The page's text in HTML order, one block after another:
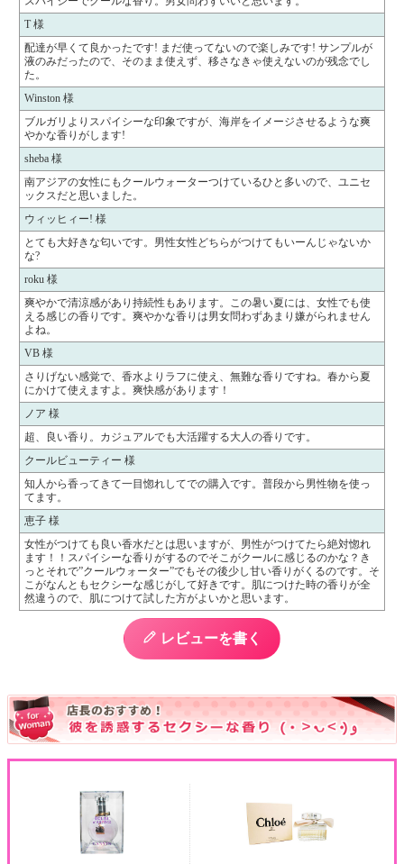
T 様
配達が早くて良かったです! まだ使ってないので楽しみです! サンプルが
液のみだったので、そのまま使えず、移さなきゃ使えないのが残念でし
た。
Winston 様
ブルガリよりスパイシーな印象ですが、海岸をイメージさせるような爽
やかな香りがします!
sheba 様
南アジアの女性にもクールウォーターつけているひと多いので、ユニセ
ックスだと思いました。
ウィッヒィー! 様
とても大好きな匂いです。男性女性どちらがつけてもいーんじゃないか
な?
roku 様
爽やかで清涼感があり持続性もあります。この暑い夏には、女性でも使
える感じの香りです。爽やかな香りは男女問わずあまり嫌がられません
よね。
VB 様
さりげない感覚で、香水よりラフに使え、無難な香りですね。春から夏
にかけて使えますよ。爽快感があります！
ノア 様
超、良い香り。カジュアルでも大活躍する大人の香りです。
クールビューティー 様
知人から香ってきて一目惚れしてでの購入です。普段から男性物を使っ
てます。
恵子 様
女性がつけても良い香水だとは思いますが、男性がつけてたら絶対惚れ
ます！！スパイシーな香りがするのでそこがクールに感じるのかな？き
っとそれで”クールウォーター”でもその後少し甘い香りがくるのです。そ
こがなんともセクシーな感じがして好きです。肌につけた時の香りが全
然違うので、肌につけて試した方がよいかと思います。
レビューを書く